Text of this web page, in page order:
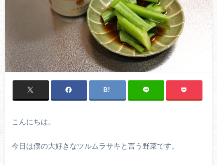
こんにちは。
今日は僕の大好きなツルムラサキと言う野菜です。